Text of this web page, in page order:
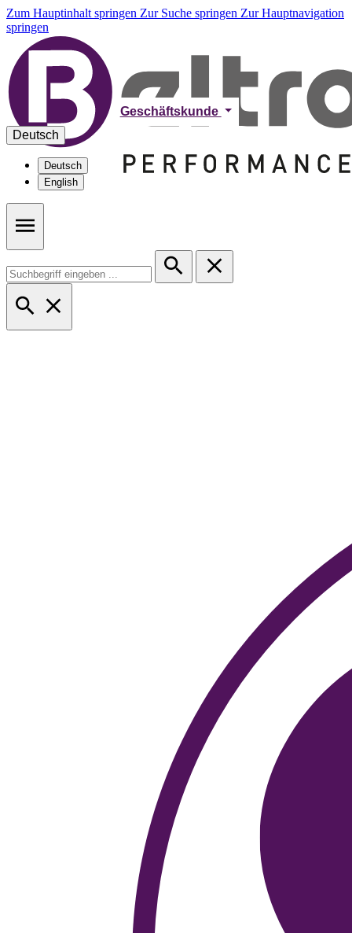
Zum Hauptinhalt springen Zur Suche springen Zur Hauptnavigation
springen
Geschäftskunde
Deutsch
Deutsch
English